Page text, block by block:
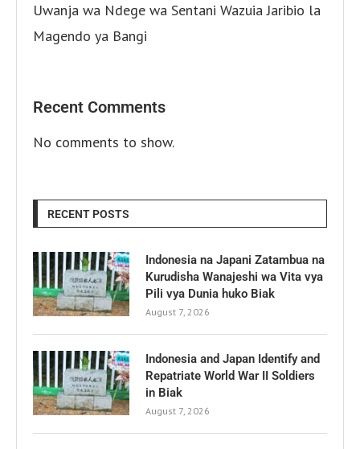
Uwanja wa Ndege wa Sentani Wazuia Jaribio la
Magendo ya Bangi
Recent Comments
No comments to show.
RECENT POSTS
Indonesia na Japani Zatambua na
Kurudisha Wanajeshi wa Vita vya
Pili vya Dunia huko Biak
August 7, 2026
Indonesia and Japan Identify and
Repatriate World War II Soldiers
in Biak
August 7, 2026